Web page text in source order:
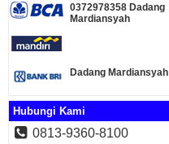
0372978358 Dadang
Mardiansyah
Dadang Mardiansyah
Hubungi Kami
0813-9360-8100